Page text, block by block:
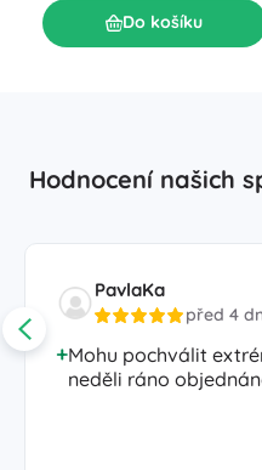
Do košíku
Hodnocení našich
PavlaKa
před 4
Mohu pochválit
neděli ráno